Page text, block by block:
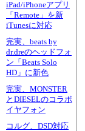
iPad/iPhoneアプリ
「Remote」を新
iTunesに対応
完実、beats by
dr.dreのヘッドフォ
ン「Beats Solo
HD」に新色
完実、MONSTER
とDIESELのコラボ
イヤフォン
コルグ、DSD対応